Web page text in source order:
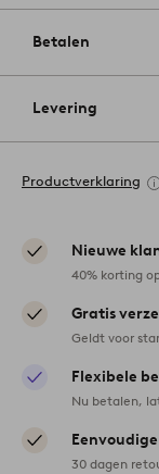
Betalen
Levering
Productverklaring
Nieuwe
40% korting
Gratis
Geldt voor
Flexibele
Nu betalen,
30 dagen